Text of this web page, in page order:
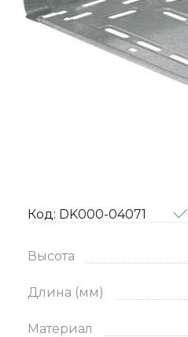
Код: DK000-04071
Высота
Длина (мм)
Материал